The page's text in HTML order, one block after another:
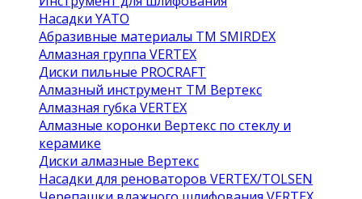
Насадки YATO
Абразивные материалы ТМ SMIRDEX
Алмазная группа VERTEX
Диски пильные PROCRAFT
Алмазный инструмент ТМ Вертекс
Алмазная губка VERTEX
Алмазные коронки Вертекс по стеклу и
керамике
Диски алмазные Вертекс
Насадки для реноваторов VERTEX/TOLSEN